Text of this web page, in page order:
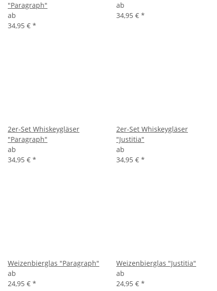
"Paragraph"
ab
34,95 € *
ab
34,95 € *
2er-Set Whiskeygläser
"Paragraph"
ab
34,95 € *
2er-Set Whiskeygläser
"Justitia"
ab
34,95 € *
Weizenbierglas "Paragraph"
ab
24,95 € *
Weizenbierglas "Justitia"
ab
24,95 € *